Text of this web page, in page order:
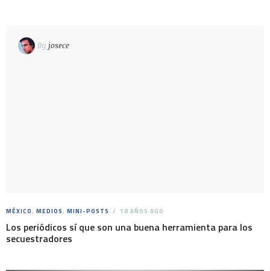
By josece
MÉXICO, MEDIOS, MINI-POSTS 18 AÑOS AGO
Los periódicos sí que son una buena herramienta para los
secuestradores